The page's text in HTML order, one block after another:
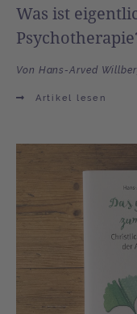
Was ist
Von Hans-Arved
Artikel lesen